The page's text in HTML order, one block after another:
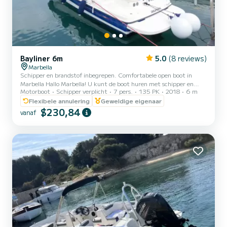
Bayliner 6m 5.0 (8 reviews)
Marbella
Schipper en brandstof inbegrepen. Comfortabele open boot in
Marbella Hallo Marbella! U kunt de boot huren met schipper en
brandstof inbegrepen voor de volgende prijzen: 2u 220 €, 4u 330
€ en 8u 550 €. Als u de hele dag via de website boekt, boekt u de 8
uur durende reis en betaalt u in totaal 550 €. Ik laat u mijn boot
zien. Het is zeer comfortabel, met veel ruimte, met zitplaatsen
achterplatform van waaruit u een sprong in de z...
Motorboot Schipper verplicht 7 pers. 135 PK 2018
6 m
Flexibele annulering
Geweldige eigenaar
vanaf $230,84